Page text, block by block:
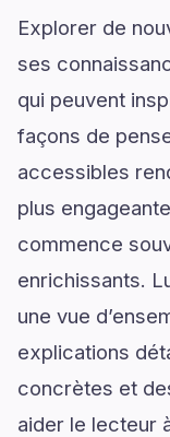
Explorer de
ses
qui peuvent
façons de
accessibles
plus
commence
enrichissants.
une vue
explications
concrètes et
aider le lecteur